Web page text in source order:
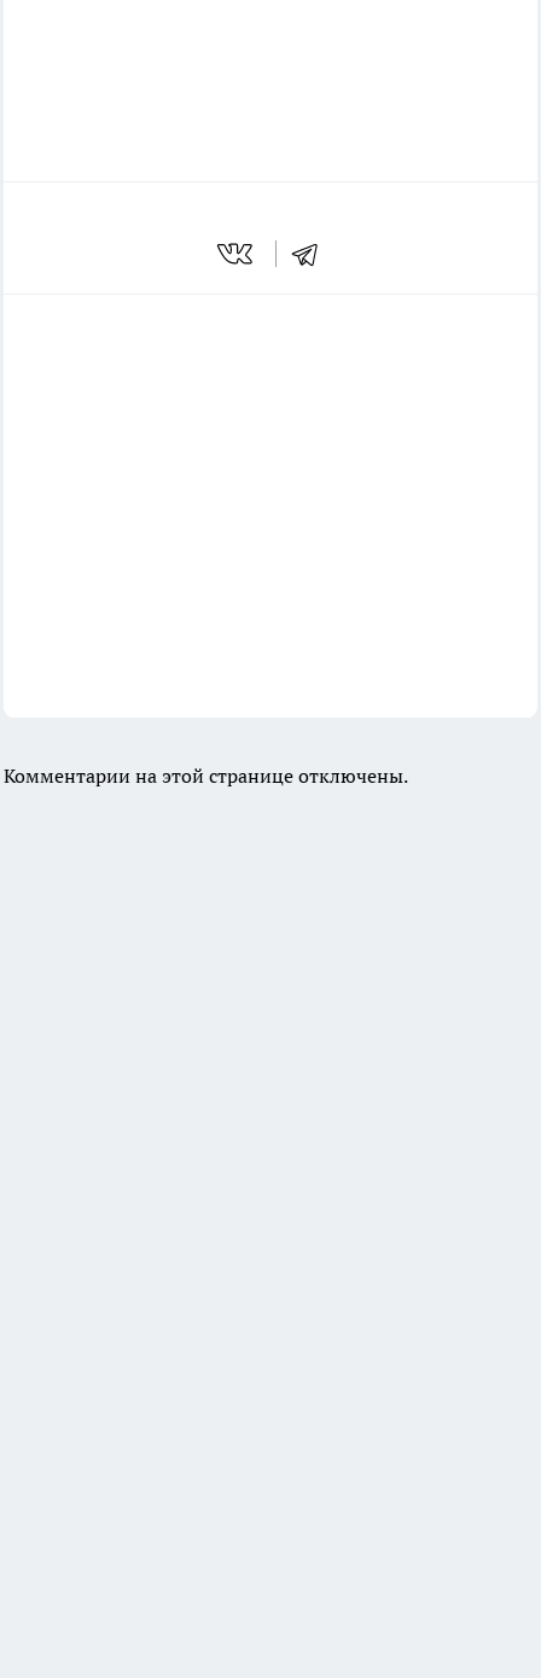
Комментарии на этой странице отключены.